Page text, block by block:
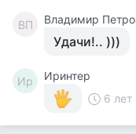
ВП Владимир
Удачи!.. )))
Ир
Иринтер
6 лет